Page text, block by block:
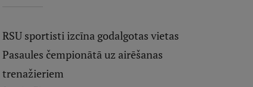
RSU sportisti izcīna godalgotas vietas
Pasaules čempionātā uz airēšanas
trenažieriem